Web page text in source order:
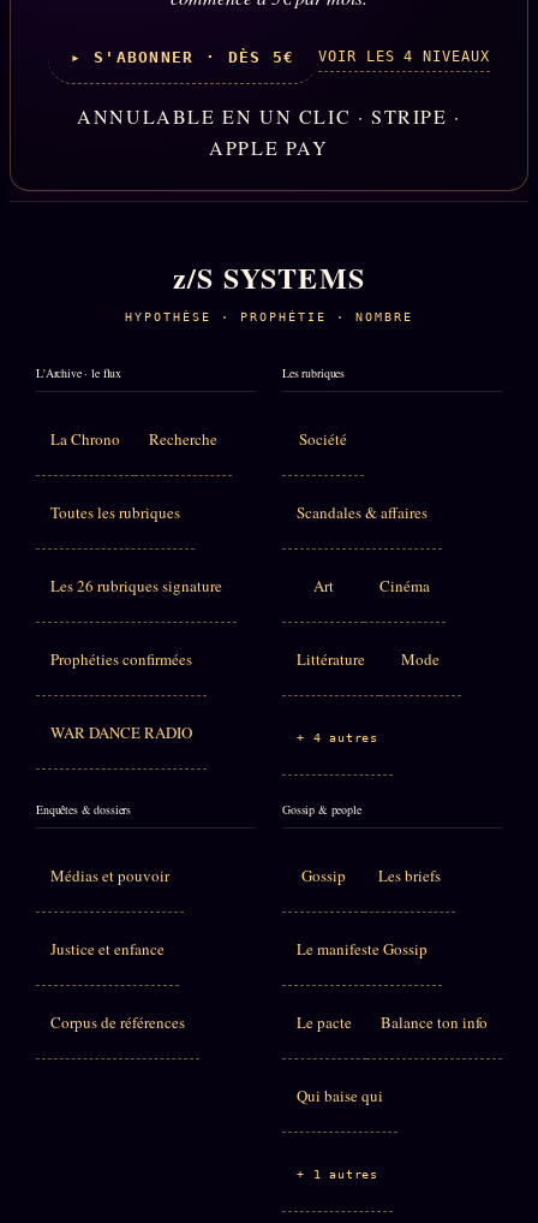
▸ S'ABONNER · DÈS 5€ VOIR LES 4 NIVEAUX
ANNULABLE EN UN CLIC · STRIPE ·
APPLE PAY
z/S SYSTEMS
HYPOTHÈSE · PROPHÉTIE · NOMBRE
L'Archive · le flux
La Chrono Recherche
Toutes les rubriques
Les 26 rubriques signature
Prophéties confirmées
WAR DANCE RADIO
Les rubriques
Société
Scandales & affaires
Art Cinéma
Littérature Mode
+ 4 autres
Enquêtes & dossiers
Médias et pouvoir
Justice et enfance
Corpus de références
Gossip & people
Gossip Les briefs
Le manifeste Gossip
Le pacte Balance ton info
Qui baise qui
+ 1 autres